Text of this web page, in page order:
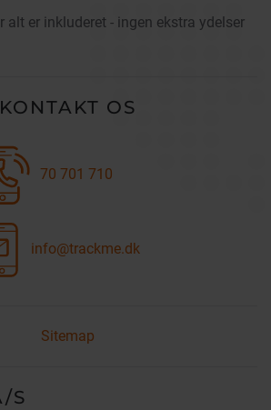
alt er inkluderet - ingen ekstra ydelser
KONTAKT OS
70 701 710
info@trackme.dk
Sitemap
S